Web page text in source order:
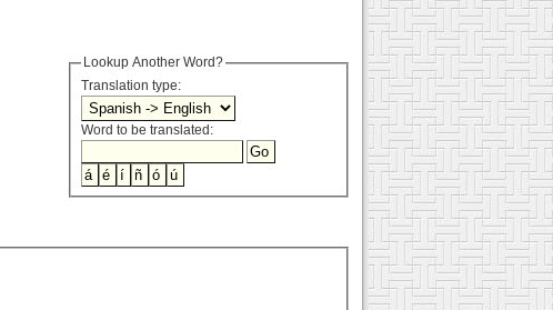
Lookup Another Word?
Translation type:
Word to be translated: